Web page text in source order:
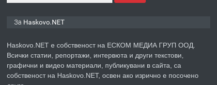
преди 4 дни
ПРЕДЛАГА СГЛОБЯВАНЕ НА МЕБЕЛИ.
За Haskovo.NET
Haskovo.NET е собственост на ЕСКОМ МЕДИА ГРУП ООД.
Всички статии, репортажи, интервюта и други текстови,
графични и видео материали, публикувани в сайта, са
собственост на Haskovo.NET, освен ако изрично е посочено